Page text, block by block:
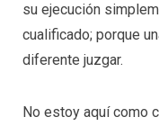
su ejecución
cualificado; porque
diferente juzgar.
No estoy aquí como